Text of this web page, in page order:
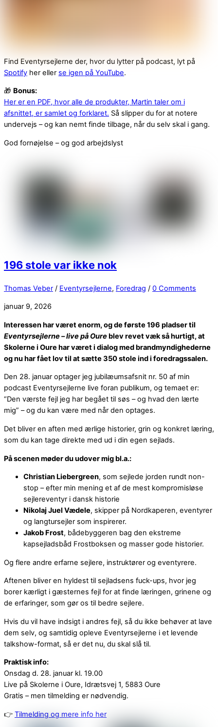
Find Eventyrsejlerne der, hvor du lytter på podcast, lyt på
Spotify her eller se igen på YouTube.
🎁 Bonus:
Her er en PDF, hvor alle de produkter, Martin taler om i
afsnittet, er samlet og forklaret. Så slipper du for at notere
undervejs – og kan nemt finde tilbage, når du selv skal i gang.
God fornøjelse – og god arbejdslyst
196 stole var ikke nok
Thomas Veber / Eventyrsejlerne, Foredrag / 0 Comments
januar 9, 2026
Interessen har været enorm, og de første 196 pladser til
Eventyrsejlerne – live på Oure blev revet væk så hurtigt, at
Skolerne i Oure har været i dialog med brandmyndighederne
og nu har fået lov til at sætte 350 stole ind i foredragssalen.
Den 28. januar optager jeg jubilæumsafsnit nr. 50 af min
podcast Eventyrsejlerne live foran publikum, og temaet er:
“Den værste fejl jeg har begået til søs – og hvad den lærte
mig” – og du kan være med når den optages.
Det bliver en aften med ærlige historier, grin og konkret læring,
som du kan tage direkte med ud i din egen sejlads.
På scenen møder du udover mig bl.a.:
Christian Liebergreen, som sejlede jorden rundt non-
stop – efter min mening et af de mest kompromisløse
sejlereventyr i dansk historie
Nikolaj Juel Vædele, skipper på Nordkaperen, eventyrer
og langtursejler som inspirerer.
Jakob Frost, bådebyggeren bag den ekstreme
kapsejladsbåd Frostboksen og masser gode historier.
Og flere andre erfarne sejlere, instruktører og eventyrere.
Aftenen bliver en hyldest til sejladsens fuck-ups, hvor jeg
borer kærligt i gæsternes fejl for at finde læringen, grinene og
de erfaringer, som gør os til bedre sejlere.
Hvis du vil have indsigt i andres fejl, så du ikke behøver at lave
dem selv, og samtidig opleve Eventyrsejlerne i et levende
talkshow-format, så er det nu, du skal slå til.
Praktisk info:
Onsdag d. 28. januar kl. 19.00
Live på Skolerne i Oure, Idrætsvej 1, 5883 Oure
Gratis – men tilmelding er nødvendig.
👉 Tilmelding og mere info her